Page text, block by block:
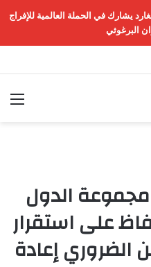
يشارك في الحملة العالمية للإفراج
البرغوثي
مجموعة الدول
على استقرار
إعادة